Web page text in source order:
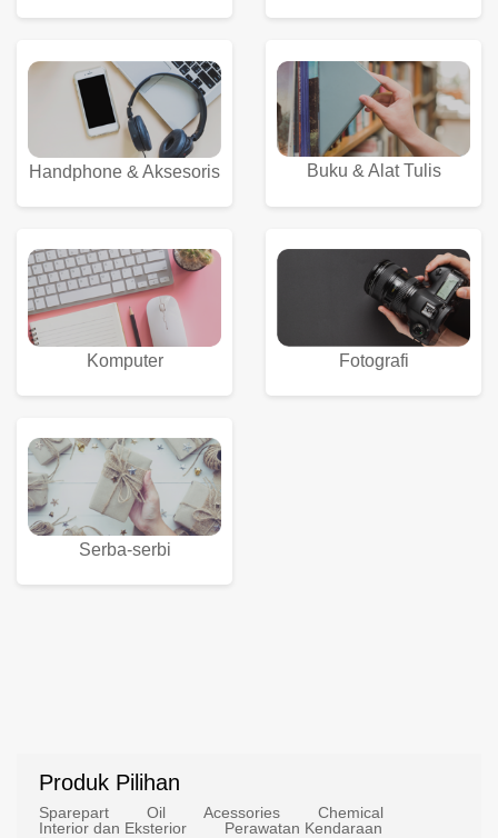
Handphone & Aksesoris Buku & Alat Tulis
Komputer Fotografi
Serba-serbi
Produk Pilihan
Sparepart Oil Acessories
Chemical
Interior dan Eksterior
Perawatan Kendaraan